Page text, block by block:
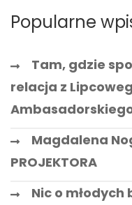
Popularne
Tam, gdzie
relacja z
Magdalena
PROJEKTORA
Nic o młodych